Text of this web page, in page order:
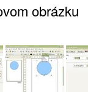
obrázku